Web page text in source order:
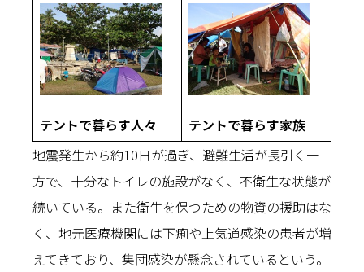
テントで暮らす人々
テントで暮らす家族
地震発生から約10日が過ぎ、避難生活が長引く一
方で、十分なトイレの施設がなく、不衛生な状態が
続いている。また衛生を保つための物資の援助はな
く、地元医療機関には下痢や上気道感染の患者が増
えてきており、集団感染が懸念されているという。